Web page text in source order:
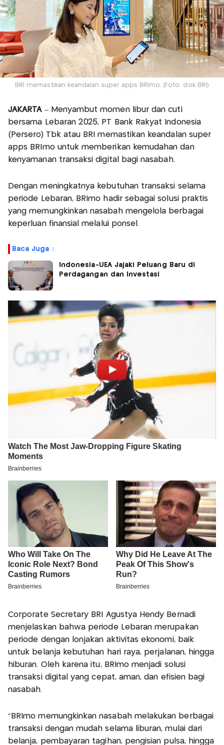
BRI memastikan keandalan super apps BRImo. (Foto: dok BRI)
JAKARTA– Menyambut momen libur dan cuti
bersama Lebaran 2025, PT Bank Rakyat Indonesia
(Persero) Tbk atau BRI memastikan keandalan super
apps BRImo untuk memberikan kemudahan dan
kenyamanan transaksi digital bagi nasabah.
Dengan meningkatnya kebutuhan transaksi selama
periode Lebaran, BRImo hadir sebagai solusi praktis
yang memungkinkan nasabah mengelola berbagai
keperluan finansial melalui ponsel.
Baca Juga :
Indonesia-UEA Jajaki Peluang Baru di
Perdagangan dan Investasi
Corporate Secretary BRI Agustya Hendy Bernadi
menjelaskan bahwa periode Lebaran merupakan
periode dengan lonjakan aktivitas ekonomi, baik
untuk belanja kebutuhan hari raya, perjalanan, hingga
hiburan. Oleh karena itu, BRImo menjadi solusi
transaksi digital yang cepat, aman, dan efisien bagi
nasabah.
"BRImo memungkinkan nasabah melakukan berbagai
transaksi dengan mudah selama liburan, mulai dari
belanja, pembayaran tagihan, pengisian pulsa, hingga